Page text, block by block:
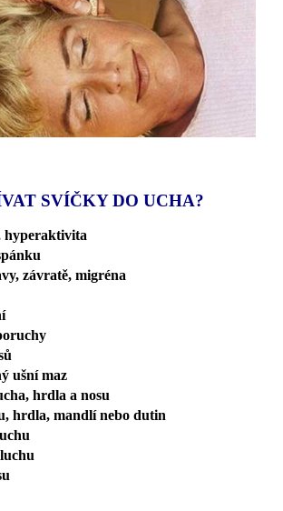
SVÍČKY DO UCHA?
hyperaktivita
závratě, migréna
ušní maz
hrdla a nosu
hrdla, mandlí nebo dutin